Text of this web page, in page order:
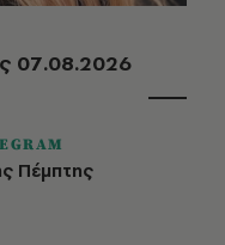
07.08.2026
Πέμπτης